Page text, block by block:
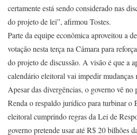
certamente está sendo considerado nas
do projeto de lei”, afirmou Tostes.
Parte da equipe econômica aproveitou a
votação nesta terça na Câmara para
do projeto de discussão. A visão é que a
calendário eleitoral vai impedir mudanças
Apesar das divergências, o governo vê
Renda o respaldo jurídico para turbinar o
eleitoral cumprindo regras da Lei de
governo pretende usar até R$ 20 bilhões